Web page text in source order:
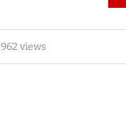
962 views